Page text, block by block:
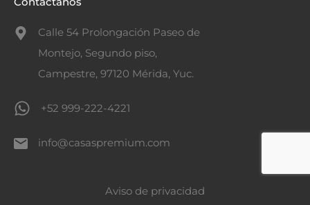
Calle 54 Prolongación Paseo de
Montejo, Segundo piso,
Campestre, 97120 Mérida, Yuc.
+52 999-222-4221
info@casaspremium.com
Aviso de privacidad